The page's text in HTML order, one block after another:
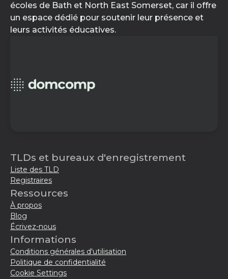
écoles de Bath et North East Somerset, car il offre
un espace dédié pour soutenir leur présence et
leurs activités éducatives.
TLDs et bureaux d'enregistrement
Liste des TLD
Registraires
Ressources
À propos
Blog
Écrivez-nous
Informations
Conditions générales d'utilisation
Politique de confidentialité
Cookie Settings